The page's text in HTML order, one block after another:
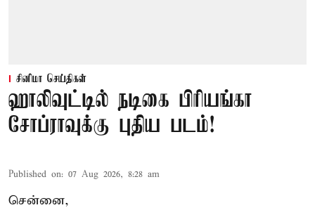
சினிமா செய்திகள்
ஹாலிவுட்டில் நடிகை பிரியங்கா
சோப்ராவுக்கு புதிய படம்!
Published on: 07 Aug 2026, 8:28 am
சென்னை,